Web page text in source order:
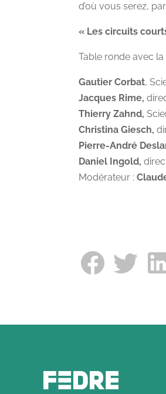
d’où vous serez,
« Les circuits
Table ronde avec
Gautier Corbat,
Jacques Rime,
Thierry Zahnd,
Christina Giesch,
Pierre-André
Daniel Ingold,
Modérateur :